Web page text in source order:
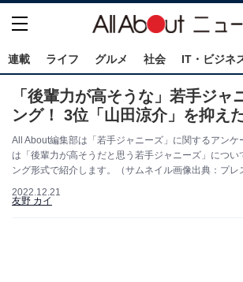
連載 ライフ グルメ 社会 IT・ビジネ
「後輩力が高そうな」若手ジャ
ング！ 3位「山田涼介」を抑え
All About編集部は「若手ジャニーズ」に関するアンケ
は「後輩力が高そうだと思う若手ジャニーズ」につい
ング形式で紹介します。（サムネイル画像出典：プレ
2022.12.21
友野 カイ